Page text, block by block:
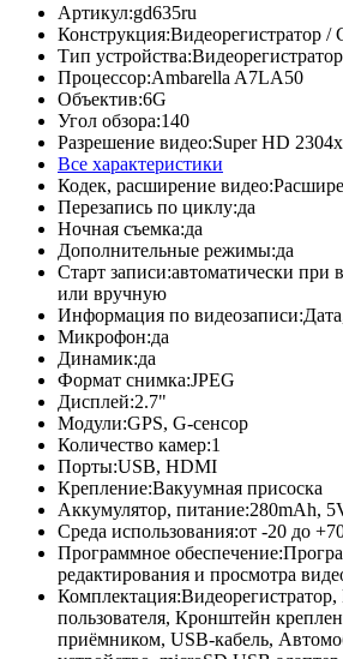
Артикул:gd635ru
Конструкция:Видеорегистратор /
Тип устройства:Видеорегистратор
Процессор:Ambarella A7LA50
Объектив:6G
Угол обзора:140
Разрешение видео:Super HD
Все характеристики
Кодек, расширение видео:
Перезапись по циклу:да
Ночная съемка:да
Дополнительные режимы:да
Старт записи:автоматически при
или вручную
Информация по видеозаписи:
Микрофон:да
Динамик:да
Формат снимка:JPEG
Дисплей:2.7"
Модули:GPS, G-сенсор
Количество камер:1
Порты:USB, HDMI
Крепление:Вакуумная присоска
Аккумулятор, питание:280mAh,
Среда использования:от -20 до
Программное обеспечение:
редактирования и просмотра
Комплектация:Видеорегистратор,
пользователя, Кронштейн
приёмником, USB-кабель,